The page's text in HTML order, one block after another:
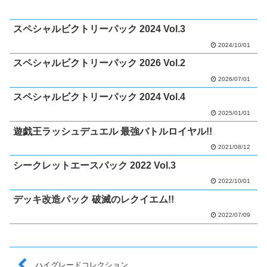
スペシャルビクトリーパック 2024 Vol.3
2024/10/01
スペシャルビクトリーパック 2026 Vol.2
2026/07/01
スペシャルビクトリーパック 2024 Vol.4
2025/01/01
遊戯王ラッシュデュエル 最強バトルロイヤル!!
2021/08/12
シークレットエースパック 2022 Vol.3
2022/10/01
デッキ改造パック 破滅のレクイエム!!
2022/07/09
ハイグレードコレクション